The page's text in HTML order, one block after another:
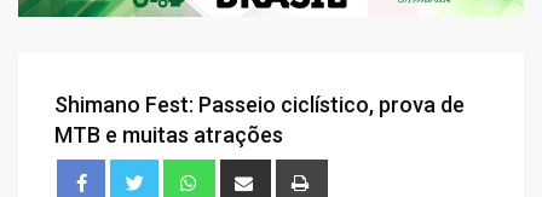
Shimano Fest: Passeio ciclístico, prova de
MTB e muitas atrações